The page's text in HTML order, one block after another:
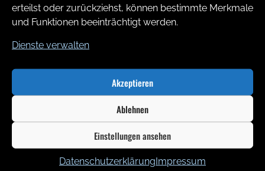
erteilst oder zurückziehst, können bestimmte Merkmale
und Funktionen beeinträchtigt werden.
Dienste verwalten
Akzeptieren
Ablehnen
Einstellungen ansehen
DatenschutzerklärungImpressum
Anmeldung Deutsche Meisterschaft 2025 Herunterladen
Kontakt